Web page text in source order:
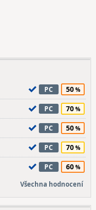
PC 50
PC 70
PC 50
PC 70
PC 60
Všechna hodnocení